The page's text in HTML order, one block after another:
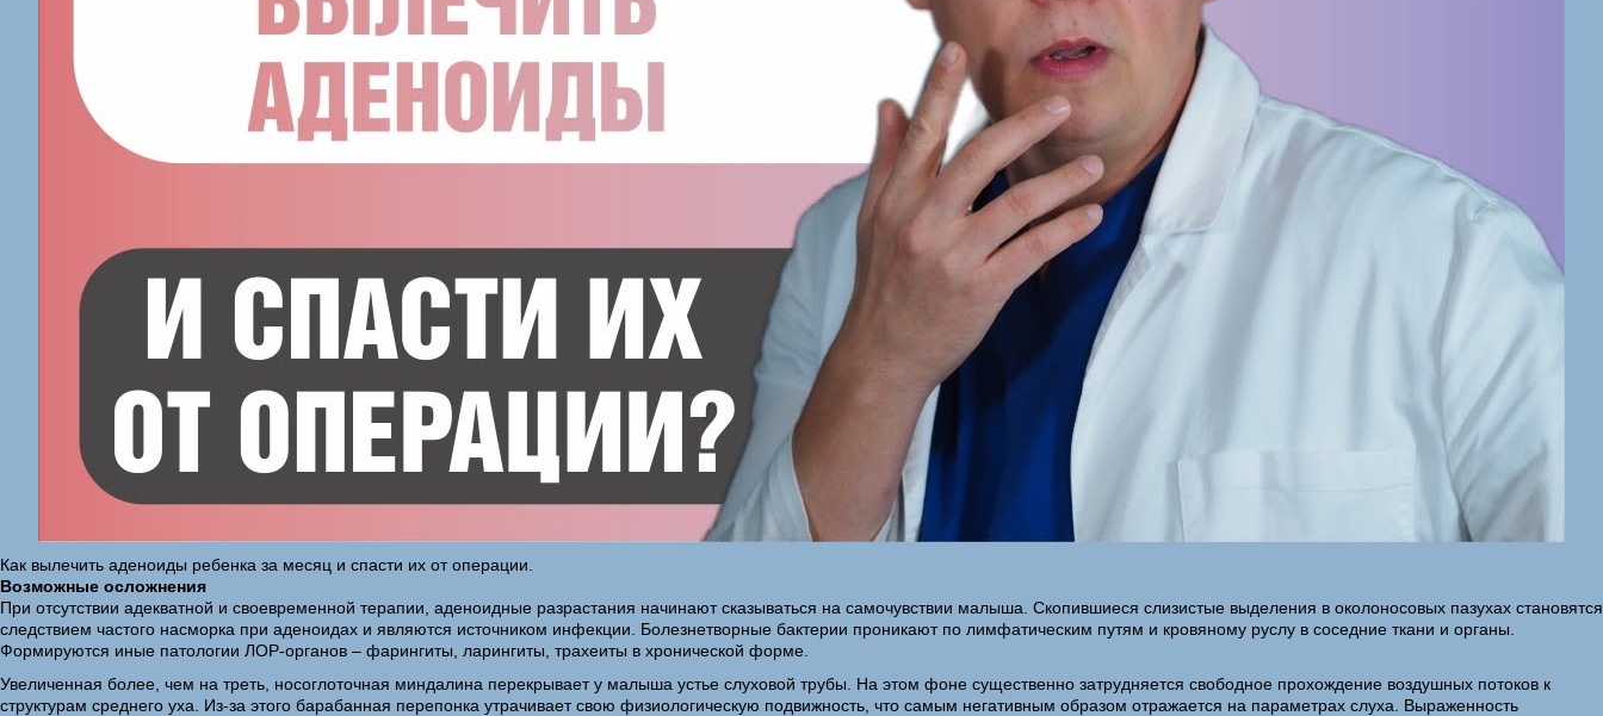
Как вылечить аденоиды ребенка за месяц и спасти их от операции.
Возможные осложнения
При отсутствии адекватной и своевременной терапии, аденоидные разрастания начинают сказываться на самочувствии малыша. Скопившиеся слизистые выделения в околоносовых пазухах становятся
следствием частого насморка при аденоидах и являются источником инфекции. Болезнетворные бактерии проникают по лимфатическим путям и кровяному руслу в соседние ткани и органы.
Формируются иные патологии ЛОР-органов – фарингиты, ларингиты, трахеиты в хронической форме.
Увеличенная более, чем на треть, носоглоточная миндалина перекрывает у малыша устье слуховой трубы. На этом фоне существенно затрудняется свободное прохождение воздушных потоков к
структурам среднего уха. Из-за этого барабанная перепонка утрачивает свою физиологическую подвижность, что самым негативным образом отражается на параметрах слуха. Выраженность